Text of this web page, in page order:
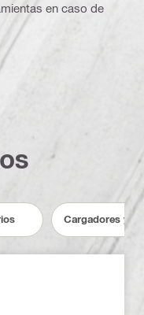
en caso de
Cargadores y